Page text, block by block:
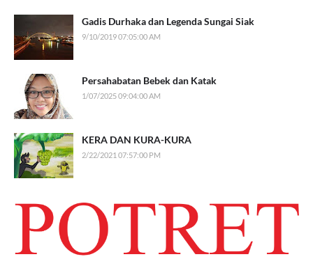
Gadis Durhaka dan Legenda Sungai Siak
9/10/2019 07:05:00 AM
Persahabatan Bebek dan Katak
1/07/2025 09:04:00 AM
KERA DAN KURA-KURA
2/22/2021 07:57:00 PM